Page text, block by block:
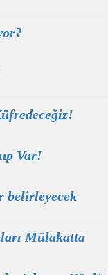
Var!
belirleyecek
Mülakatta